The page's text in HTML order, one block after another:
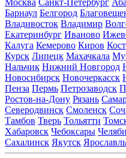
Москва Санкт-Петербург
Барнаул Белгород
Владивосток Владимир
Екатеринбург Иваново
Калуга Кемерово Киров
Курск Липецк Махачкала
Нальчик Нижний Новгород
Новосибирск Новочеркасск
Пенза Пермь Петрозаводск
Ростов-на-Дону Рязань
Северодвинск Смоленск
Тамбов Тверь Тольятти
Хабаровск Чебоксары
Сахалинск Якутск Ярославль